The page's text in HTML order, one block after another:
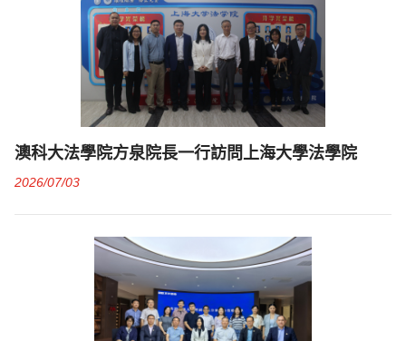
澳科大法學院方泉院長一行訪問上海大學法學院
2026/07/03